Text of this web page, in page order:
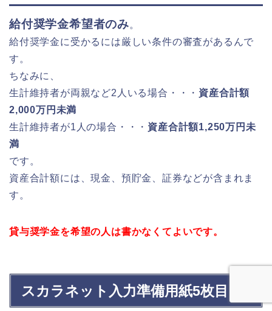
給付奨学金希望者のみ。
給付奨学金に受かるには厳しい条件の審査があるんで
す。
ちなみに、
生計維持者が両親など2人いる場合・・・ 資産合計額
2,000万円未満
生計維持者が1人の場合・・・ 資産合計額1,250万円未
満
です。
資産合計額には、現金、預貯金、証券などが含まれま
す。
貸与奨学金を希望の人は書かなくてよいです。
スカラネット入力準備用紙5枚目